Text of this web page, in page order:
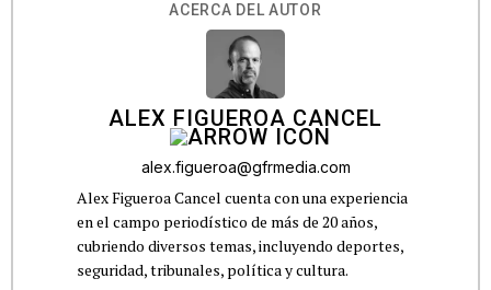
ACERCA DEL AUTOR
ALEX FIGUEROA CANCEL
alex.figueroa@gfrmedia.com
Alex Figueroa Cancel cuenta con una experiencia
en el campo periodístico de más de 20 años,
cubriendo diversos temas, incluyendo deportes,
seguridad, tribunales, política y cultura.